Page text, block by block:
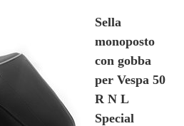
Sella
monoposto
con gobba
per Vespa 50
R N L
Special